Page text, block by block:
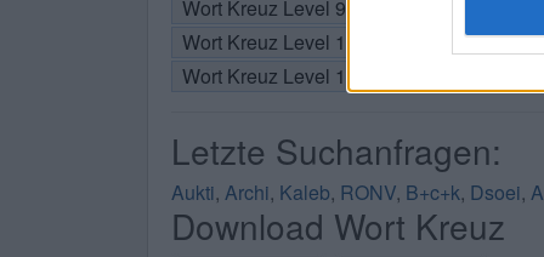
Wort Kreuz Level 9
Wort Kreuz Level 10
Wort Kreuz Level 11
Letzte Suchanfragen:
Aukti, Archi, Kaleb, RONV, B+c+k, Dsoei,
Download Wort Kreuz